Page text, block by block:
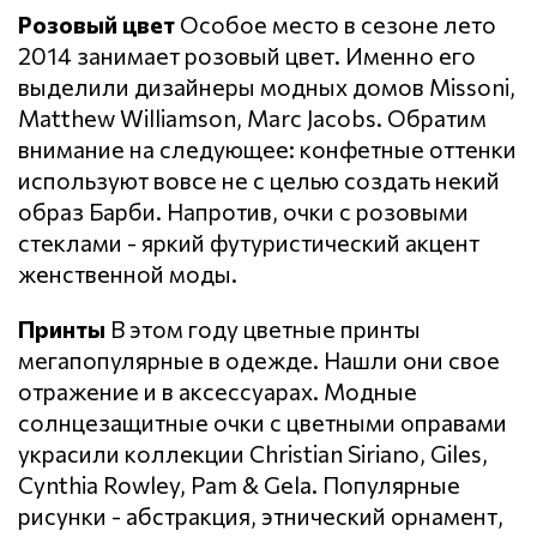
Розовый цвет Особое место в сезоне лето
2014 занимает розовый цвет. Именно его
выделили дизайнеры модных домов Missoni,
Matthew Williamson, Marc Jacobs. Обратим
внимание на следующее: конфетные оттенки
используют вовсе не с целью создать некий
образ Барби. Напротив, очки с розовыми
стеклами - яркий футуристический акцент
женственной моды.
Принты В этом году цветные принты
мегапопулярные в одежде. Нашли они свое
отражение и в аксессуарах. Модные
солнцезащитные очки с цветными оправами
украсили коллекции Christian Siriano, Giles,
Cynthia Rowley, Pam & Gela. Популярные
рисунки - абстракция, этнический орнамент,